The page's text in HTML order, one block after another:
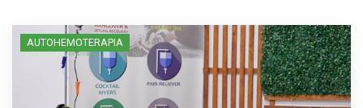
AUTOHEMOTERAPIA